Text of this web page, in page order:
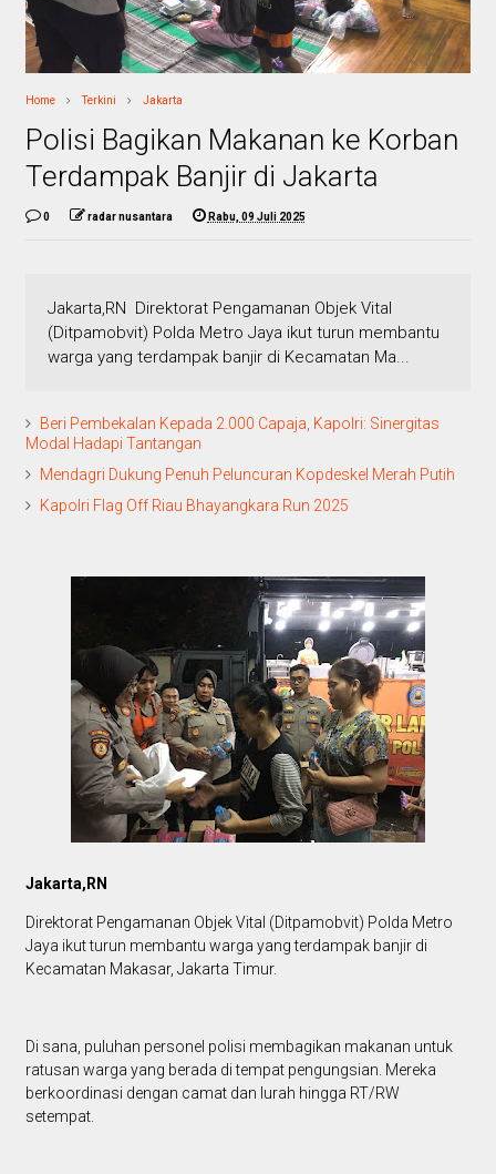
Home Terkini Jakarta
Polisi Bagikan Makanan ke Korban
Terdampak Banjir di Jakarta
0 radar nusantara Rabu, 09 Juli 2025
Jakarta,RN Direktorat Pengamanan Objek Vital
(Ditpamobvit) Polda Metro Jaya ikut turun membantu
warga yang terdampak banjir di Kecamatan Ma...
Beri Pembekalan Kepada 2.000 Capaja, Kapolri: Sinergitas
Modal Hadapi Tantangan
Mendagri Dukung Penuh Peluncuran Kopdeskel Merah Putih
Kapolri Flag Off Riau Bhayangkara Run 2025
Jakarta,RN
Direktorat Pengamanan Objek Vital (Ditpamobvit) Polda Metro
Jaya ikut turun membantu warga yang terdampak banjir di
Kecamatan Makasar, Jakarta Timur.
Di sana, puluhan personel polisi membagikan makanan untuk
ratusan warga yang berada di tempat pengungsian. Mereka
berkoordinasi dengan camat dan lurah hingga RT/RW
setempat.